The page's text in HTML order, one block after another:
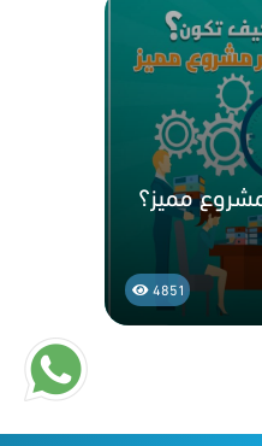
مميز؟
4851